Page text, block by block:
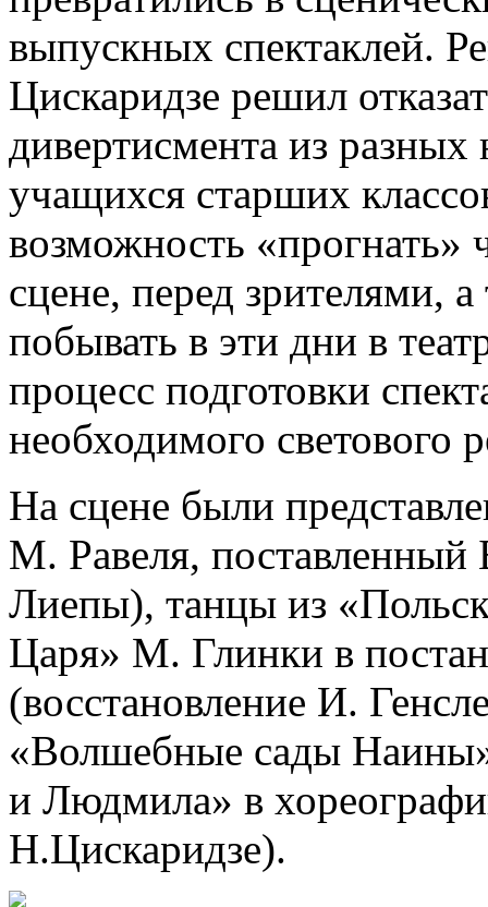
выпускных спектаклей.
Цискаридзе решил
дивертисмента из
учащихся старших
возможность «прогнать»
сцене, перед зрителями,
побывать в эти дни в
процесс подготовки
необходимого светового
На сцене были
М. Равеля,
Лиепы), танцы из
Царя» М. Глинки в
(восстановление И.
«Волшебные сады
и Людмила» в
Н.Цискаридзе).